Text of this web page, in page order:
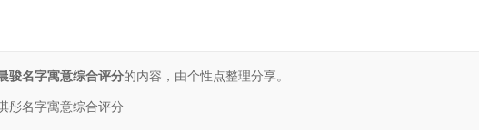
骏名字寓意综合评分的内容，由个性点整理分享。
彤名字寓意综合评分